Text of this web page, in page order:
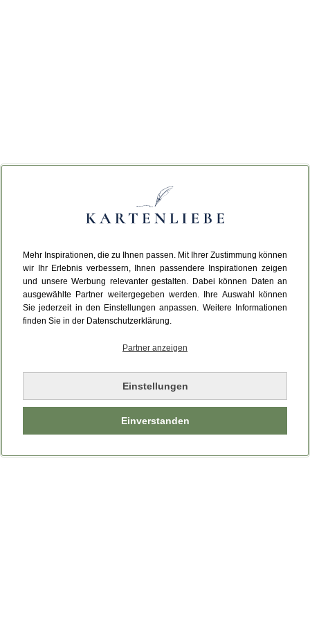
Mehr Inspirationen, die zu Ihnen passen. Mit Ihrer Zustimmung können
wir Ihr Erlebnis verbessern, Ihnen passendere Inspirationen zeigen
und unsere Werbung relevanter gestalten. Dabei können Daten an
ausgewählte Partner weitergegeben werden. Ihre Auswahl können
Sie jederzeit in den Einstellungen anpassen. Weitere Informationen
finden Sie in der Datenschutzerklärung.
Partner anzeigen
Einstellungen
Einverstanden